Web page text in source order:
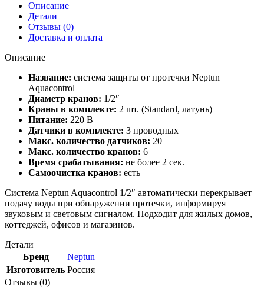
Описание
Детали
Отзывы (0)
Доставка и оплата
Описание
Название: система защиты от протечки Neptun
Aquacontrol
Диаметр кранов: 1/2″
Краны в комплекте: 2 шт. (Standard, латунь)
Питание: 220 В
Датчики в комплекте: 3 проводных
Макс. количество датчиков: 20
Макс. количество кранов: 6
Время срабатывания: не более 2 сек.
Самоочистка кранов: есть
Система Neptun Aquacontrol 1/2″ автоматически перекрывает
подачу воды при обнаружении протечки, информируя
звуковым и световым сигналом. Подходит для жилых домов,
коттеджей, офисов и магазинов.
Детали
Бренд
Neptun
Изготовитель Россия
Отзывы (0)